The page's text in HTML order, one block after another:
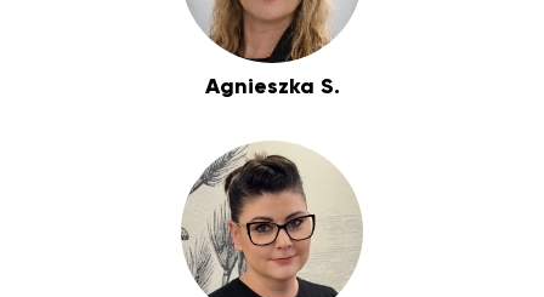
Agnieszka S.